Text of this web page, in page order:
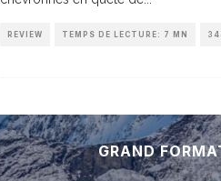
REVIEW TEMPS DE LECTURE: 7 MN
GRAND